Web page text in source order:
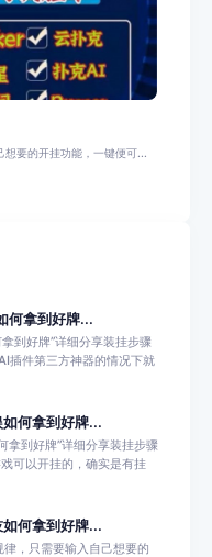
想要的开挂功能，一键便可...
何拿到好牌...
到好牌”详细分享装挂步骤
插件第三方神器的情况下就
如何拿到好牌...
拿到好牌”详细分享装挂步骤
可以开挂的，确实是有挂
如何拿到好牌...
，只需要输入自己想要的